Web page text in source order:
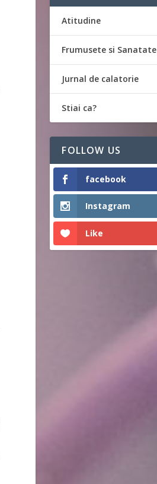
Atitudine
Frumusete si Sanatate
Jurnal de calatorie
Stiai ca?
FOLLOW US
facebook
Instagram
Like